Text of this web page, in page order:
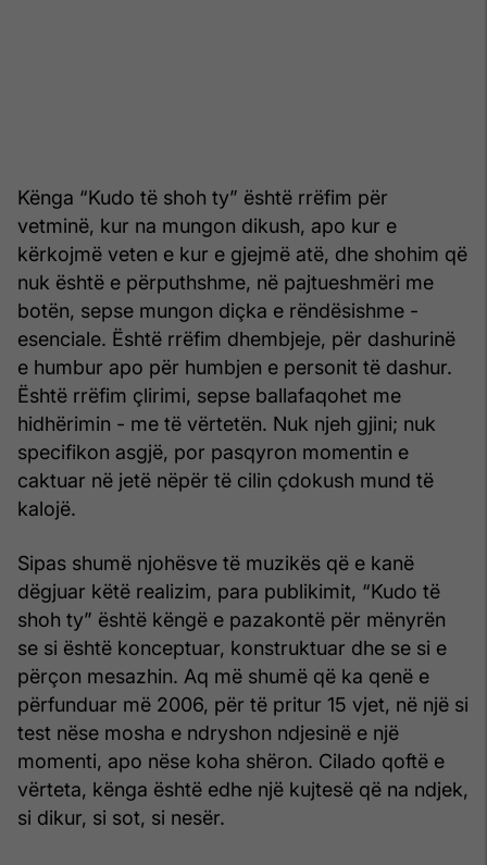
Kënga “Kudo të shoh ty” është rrëfim për
vetminë, kur na mungon dikush, apo kur e
kërkojmë veten e kur e gjejmë atë, dhe shohim që
nuk është e përputhshme, në pajtueshmëri me
botën, sepse mungon diçka e rëndësishme -
esenciale. Është rrëfim dhembjeje, për dashurinë
e humbur apo për humbjen e personit të dashur.
Është rrëfim çlirimi, sepse ballafaqohet me
hidhërimin - me të vërtetën. Nuk njeh gjini; nuk
specifikon asgjë, por pasqyron momentin e
caktuar në jetë nëpër të cilin çdokush mund të
kalojë.
Sipas shumë njohësve të muzikës që e kanë
dëgjuar këtë realizim, para publikimit, “Kudo të
shoh ty” është këngë e pazakontë për mënyrën
se si është konceptuar, konstruktuar dhe se si e
përçon mesazhin. Aq më shumë që ka qenë e
përfunduar më 2006, për të pritur 15 vjet, në një si
test nëse mosha e ndryshon ndjesinë e një
momenti, apo nëse koha shëron. Cilado qoftë e
vërteta, kënga është edhe një kujtesë që na ndjek,
si dikur, si sot, si nesër.